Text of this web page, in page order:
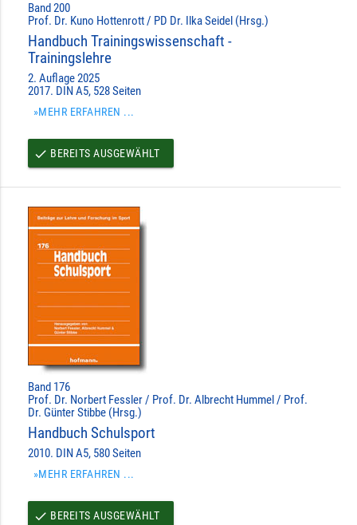
Band 200
Prof. Dr. Kuno Hottenrott / PD Dr. Ilka Seidel (Hrsg.)
Handbuch Trainingswissenschaft -
Trainingslehre
2. Auflage 2025
2017. DIN A5, 528 Seiten
»MEHR ERFAHREN ...
done BEREITS AUSGEWÄHLT
Band 176
Prof. Dr. Norbert Fessler / Prof. Dr. Albrecht Hummel / Prof.
Dr. Günter Stibbe (Hrsg.)
Handbuch Schulsport
2010. DIN A5, 580 Seiten
»MEHR ERFAHREN ...
done BEREITS AUSGEWÄHLT